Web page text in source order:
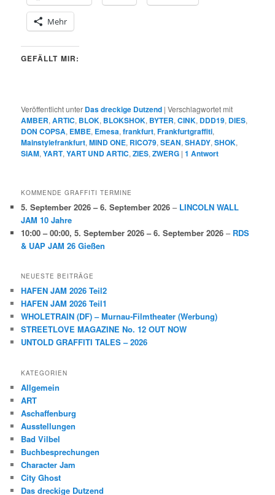
Mehr
GEFÄLLT MIR:
Veröffentlicht unter Das dreckige Dutzend |Verschlagwortet mit
AMBER,ARTIC, BLOK, BLOKSHOK, BYTER,CINK, DDD19, DIES,
DON COPSA, EMBE, Emesa,frankfurt,Frankfurtgraffiti,
Mainstylefrankfurt,MIND ONE, RICO79,SEAN,SHADY,SHOK,
SIAM,YART,YART UND ARTIC,ZIES,ZWERG |1 Antwort
KOMMENDE GRAFFITI TERMINE
5. September 2026 – 6. September 2026 – LINCOLN WALL
JAM 10 Jahre
10:00 – 00:00,5. September 2026 – 6. September 2026 – RDS
& UAP JAM 26 Gießen
NEUESTE BEITRÄGE
HAFEN JAM 2026 Teil2
HAFEN JAM 2026 Teil1
WHOLETRAIN (DF) – Murnau-Filmtheater (Werbung)
STREETLOVE MAGAZINE No. 12 OUT NOW
UNTOLD GRAFFITI TALES – 2026
KATEGORIEN
Allgemein
ART
Aschaffenburg
Ausstellungen
Bad Vilbel
Buchbesprechungen
Character Jam
City Ghost
Das dreckige Dutzend